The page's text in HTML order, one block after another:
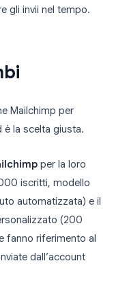
gli invii nel tempo.
Mailchimp per
la scelta giusta.
per la loro
iscritti, modello
automatizzata) e il
(200
fanno riferimento al
dall’account